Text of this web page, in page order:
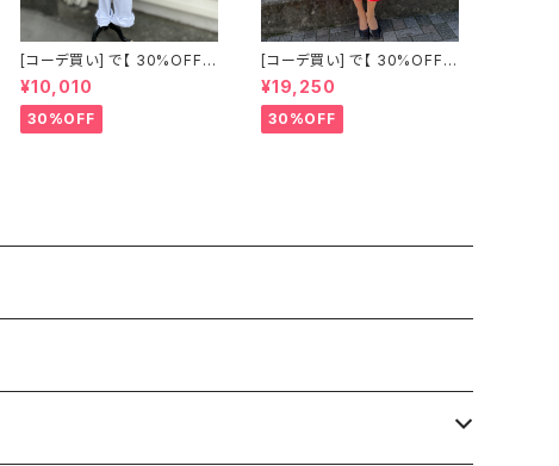
[コーデ買い] で【 30%OFF!
】2点 古着 Chloe ホワイト レ
ース ノースリーブ + ホワイト
デニム ストレッチ ストレート
パンツ
¥10,010
30%OFF
[コーデ買い] で【 30%OFF!
】2点 フランス古着 レッドライ
ン 切り替えワンピース + フラ
ンス古着 TERGAL ブラック
コート
¥19,250
30%OFF